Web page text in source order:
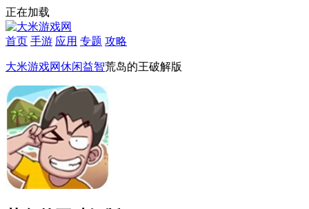
正在加载
首页 手游 应用 专题 攻略
大米游戏网休闲益智荒岛的王破解版